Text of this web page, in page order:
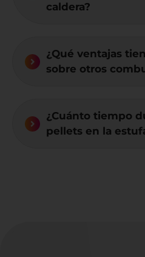
caldera?
¿Qué ventajas
sobre otros
¿Cuánto tiempo
pellets en la